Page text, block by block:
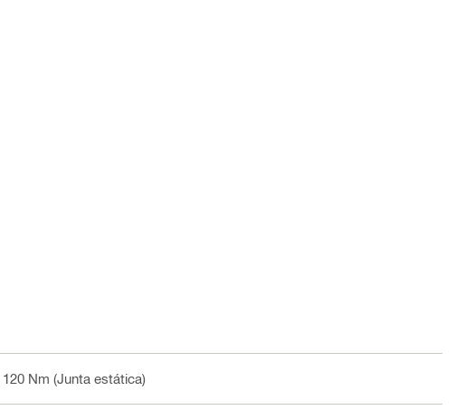
Nm (Junta estática)